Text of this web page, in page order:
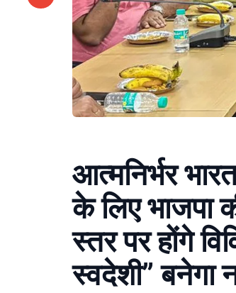
आत्मनिर्भर
के लिए भाजपा
स्तर पर होंगे
स्वदेशी” बनेगा